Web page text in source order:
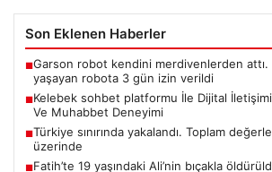
Son Eklenen Haberler
■Garson robot kendini merdivenlerden attı.
yaşayan robota 3 gün izin verildi
■Kelebek sohbet platformu İle Dijital
Ve Muhabbet Deneyimi
■Türkiye sınırında yakalandı. Toplam
üzerinde
■Fatih’te 19 yaşındaki Ali’nin bıçakla